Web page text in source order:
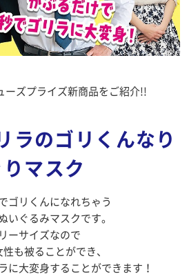
ーズプライズ新商品をご紹介!!
ラのゴリくんなり
りマスク
ゴリくんになれちゃう
いぐるみマスクです。
ーサイズなので
性も被ることができ、
に大変身することができます！